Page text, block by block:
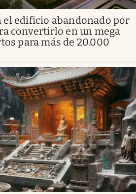
el edificio abandonado por
convertirlo en un mega
para más de 20.000